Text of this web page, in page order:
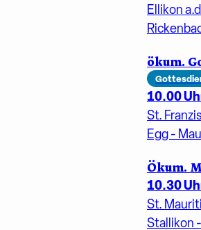
Ellikon
ökum.
10.00
St.
Egg -
Ökum.
10.30
St.
Stallikon